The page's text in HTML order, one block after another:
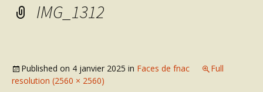
IMG_1312
Published on 4 janvier 2025 in Faces de fnac
Full
resolution (2560 × 2560)